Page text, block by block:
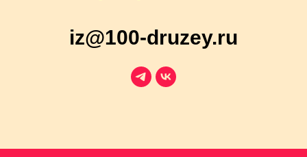
iz@100-druzey.ru